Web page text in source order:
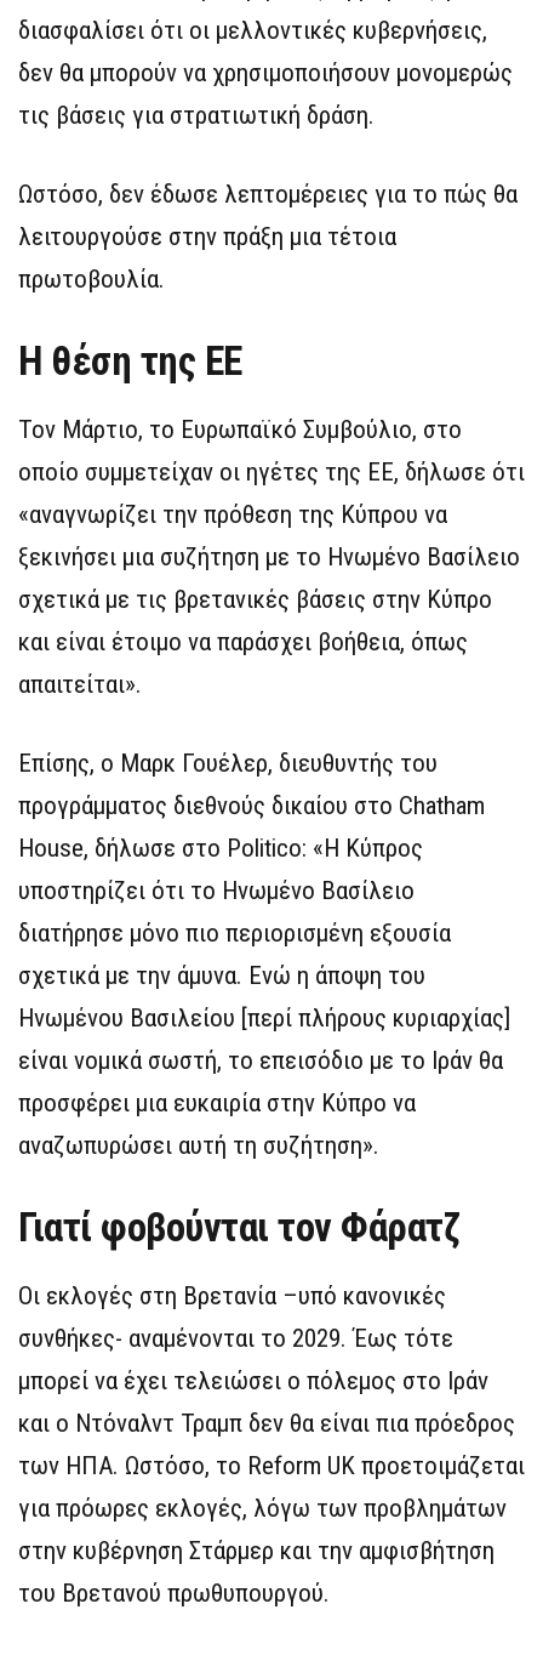
διασφαλίσει ότι οι μελλοντικές κυβερνήσεις,
δεν θα μπορούν να χρησιμοποιήσουν μονομερώς
τις βάσεις για στρατιωτική δράση.
Ωστόσο, δεν έδωσε λεπτομέρειες για το πώς θα
λειτουργούσε στην πράξη μια τέτοια
πρωτοβουλία.
Η θέση της ΕΕ
Τον Μάρτιο, το Ευρωπαϊκό Συμβούλιο, στο
οποίο συμμετείχαν οι ηγέτες της ΕΕ, δήλωσε ότι
«αναγνωρίζει την πρόθεση της Κύπρου να
ξεκινήσει μια συζήτηση με το Ηνωμένο Βασίλειο
σχετικά με τις βρετανικές βάσεις στην Κύπρο
και είναι έτοιμο να παράσχει βοήθεια, όπως
απαιτείται».
Επίσης, ο Μαρκ Γουέλερ, διευθυντής του
προγράμματος διεθνούς δικαίου στο Chatham
House, δήλωσε στο Politico: «Η Κύπρος
υποστηρίζει ότι το Ηνωμένο Βασίλειο
διατήρησε μόνο πιο περιορισμένη εξουσία
σχετικά με την άμυνα. Ενώ η άποψη του
Ηνωμένου Βασιλείου [περί πλήρους κυριαρχίας]
είναι νομικά σωστή, το επεισόδιο με το Ιράν θα
προσφέρει μια ευκαιρία στην Κύπρο να
αναζωπυρώσει αυτή τη συζήτηση».
Γιατί φοβούνται τον Φάρατζ
Οι εκλογές στη Βρετανία –υπό κανονικές
συνθήκες- αναμένονται το 2029. Έως τότε
μπορεί να έχει τελειώσει ο πόλεμος στο Ιράν
και ο Ντόναλντ Τραμπ δεν θα είναι πια πρόεδρος
των ΗΠΑ. Ωστόσο, το Reform UK προετοιμάζεται
για πρόωρες εκλογές, λόγω των προβλημάτων
στην κυβέρνηση Στάρμερ και την αμφισβήτηση
του Βρετανού πρωθυπουργού.